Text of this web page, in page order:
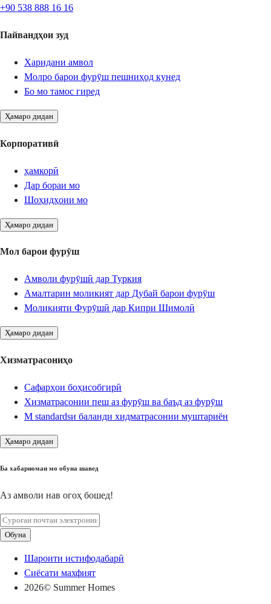
+90 538 888 16 16
Пайвандҳои зуд
Харидани амвол
Молро барои фурӯш пешниҳод кунед
Бо мо тамос гиред
Ҳамаро дидан
Корпоративӣ
ҳамкорӣ
Дар бораи мо
Шоҳидҳоии мо
Ҳамаро дидан
Мол барои фурӯш
Амволи фурӯшӣ дар Туркия
Амалтарин моликият дар Дубай барои фурӯш
Моликияти Фурӯшӣ дар Кипри Шимолӣ
Ҳамаро дидан
Хизматрасониҳо
Сафарҳои боҳисобгирӣ
Хизматрасонии пеш аз фурӯш ва баъд аз фурӯш
М standardsи баланди хидматрасонии муштариён
Ҳамаро дидан
Ба хабарномаи мо обуна шавед
Аз амволи нав огоҳ бошед!
Обуна
Шароити истифодабарӣ
Сиёсати махфият
2026© Summer Homes